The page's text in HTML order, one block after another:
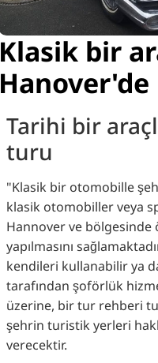
Klasik bir
Hanover'de
Tarihi bir
turu
"Klasik bir otomobille
klasik otomobiller veya
Hannover ve
yapılmasını
kendileri kullanabilir ya
tarafından şoförlük
üzerine, bir tur rehberi
şehrin turistik yerleri
verecektir.